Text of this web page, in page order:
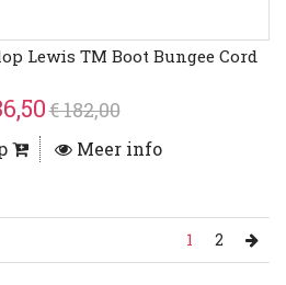
Lewis TM Boot Bungee Cord
€ 182,00
Meer info
1 2